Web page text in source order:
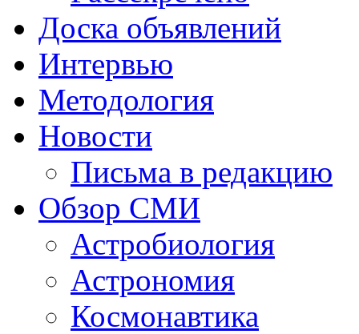
Доска объявлений
Интервью
Методология
Новости
Письма в редакцию
Обзор СМИ
Астробиология
Астрономия
Космонавтика